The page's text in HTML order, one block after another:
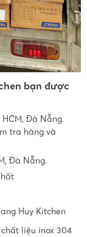
bạn được
Đà Nẵng.
tra hàng và
Đà Nẵng.
Huy Kitchen
liệu inox 304